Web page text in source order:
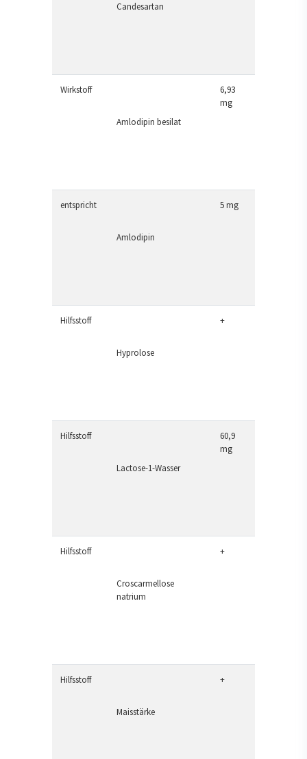
Candesartan
Wirkstoff
Amlodipin besilat
6,93
mg
entspricht
Amlodipin
5 mg
Hilfsstoff
Hyprolose
+
Hilfsstoff
Lactose-1-Wasser
60,9
mg
Hilfsstoff
Croscarmellose
natrium
+
Hilfsstoff
Maisstärke
+